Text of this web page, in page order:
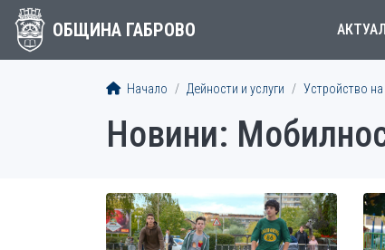
ОБЩИНА ГАБРОВО
Начало Дейности и услуги Устройство
Новини:
СТАТИИ